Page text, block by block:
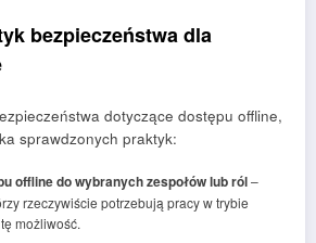
bezpieczeństwa dla
dotyczące dostępu offline,
sprawdzonych praktyk:
offline do wybranych zespołów lub ról–
rzeczywiście potrzebują pracy w trybie
możliwość.